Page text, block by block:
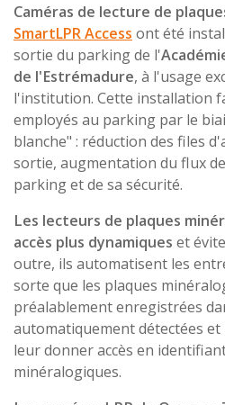
Caméras de lecture de
SmartLPR Access ont été
sortie du parking de l'
de l'Estrémadure, à l'usage
l'institution. Cette installation
employés au parking par le
blanche" : réduction des files
sortie, augmentation du flux
parking et de sa sécurité.
Les lecteurs de plaques
accès plus dynamiques et
outre, ils automatisent les
sorte que les plaques
préalablement enregistrées
automatiquement détectées
leur donner accès en
minéralogiques.